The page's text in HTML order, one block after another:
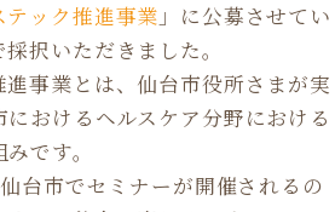
ック推進事業 」に公募させてい
択いただきました。
事業とは、仙台市役所さまが実
おけるヘルスケア分野における
です。
台市でセミナーが開催されるの